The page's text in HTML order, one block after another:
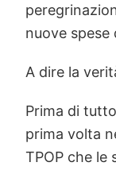
nuove spese
A dire la
Prima di
prima volta
TPOP che le